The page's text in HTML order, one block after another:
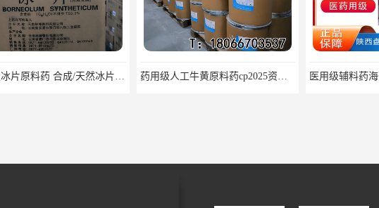
医药级冰片原料药 合成/天然冰片药典标准原料 药用级人工牛黄原料药cp2025资质齐全